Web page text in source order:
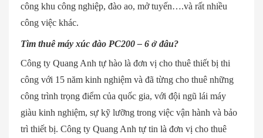
công khu công nghiệp, đào ao, mở tuyến….và rất nhiều
công việc khác.
Tìm thuê máy xúc đào PC200 – 6 ở đâu?
Công ty Quang Anh tự hào là đơn vị cho thuê thiết bị thi
công với 15 năm kinh nghiệm và đã từng cho thuê những
công trình trọng điểm của quốc gia, với đội ngũ lái máy
giàu kinh nghiệm, sự kỹ lưỡng trong việc vận hành và bảo
trì thiết bị. Công ty Quang Anh tự tin là đơn vị cho thuê